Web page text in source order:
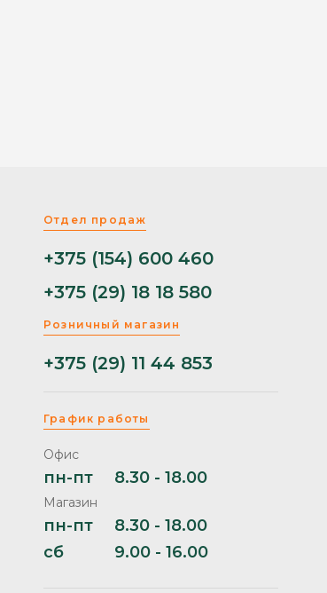
Отдел продаж
+375 (154) 600 460
+375 (29) 18 18 580
Розничный магазин
+375 (29) 11 44 853
График работы
Офис
пн-пт 8.30 - 18.00
Магазин
пн-пт
8.30 - 18.00
сб
9.00 - 16.00